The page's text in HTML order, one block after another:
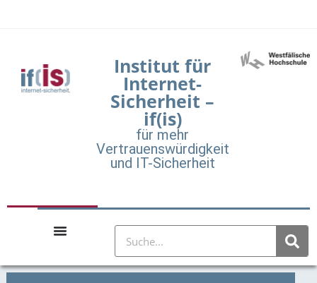
Institut für
Internet-
Sicherheit –
if(is)
für mehr
Vertrauenswürdigkeit
und IT-Sicherheit